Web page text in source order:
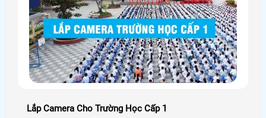
Lắp Camera Cho Trường Học Cấp 1